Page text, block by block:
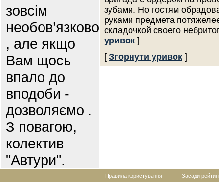
зовсім
необов’язково
, але якщо
Вам щось
впало до
вподоби -
дозволяємо .
З повагою,
колектив
"Автури".
зубами. Но гостям
руками предмета
складочкой своего
уривок ]
[ Згорнути уривок ]
Правила користування Засади